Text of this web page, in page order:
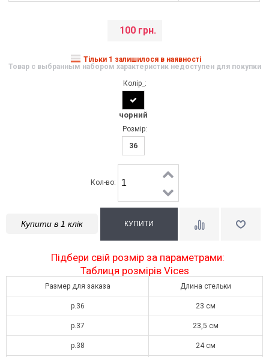
100 грн.
Тільки 1 залишилося в наявності
Товар с выбранным набором характеристик недоступен для покупки
Колір_:
чорний
Розмір:
36
Кол-во:
Купити в 1 клік
Підбери свій розмір за параметрами:
Таблиця розмірів Vices
Размер для заказа Длина стельки
р.36 23 см
р.37 23,5 см
р.38 24 см